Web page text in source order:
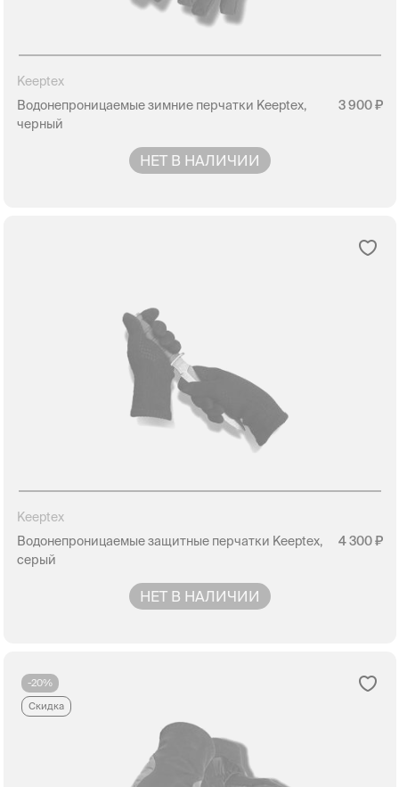
Keeptex
Водонепроницаемые зимние перчатки Keeptex,
черный
3 900
НЕТ В НАЛИЧИИ
Keeptex
Водонепроницаемые защитные перчатки Keeptex,
серый
4 300
НЕТ В НАЛИЧИИ
-20%
Скидка